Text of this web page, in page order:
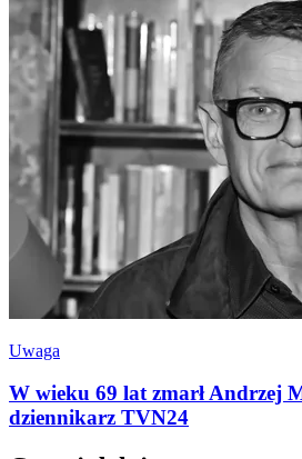
Uwaga
W wieku 69 lat zmarł Andrzej
dziennikarz TVN24